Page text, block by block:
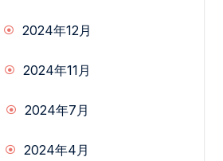
2024年12月
2024年11月
2024年7月
2024年4月